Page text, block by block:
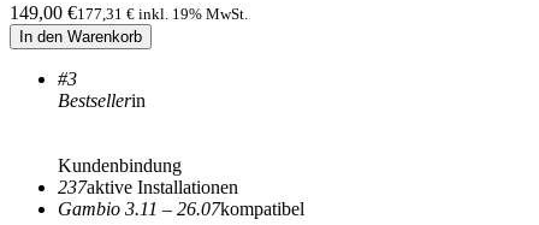
149,00 €177,31 € inkl. 19% MwSt.
In den Warenkorb
#3
Bestsellerin
Kundenbindung
237aktive Installationen
Gambio 3.11 – 26.07kompatibel